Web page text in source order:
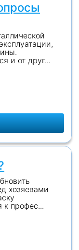
и от друг...
хозяевами
к профес...